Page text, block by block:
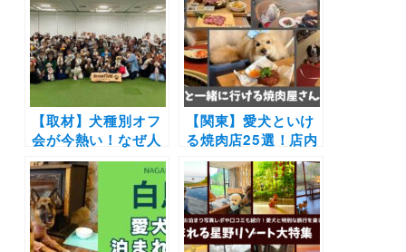
お蕎麦やピザを愛犬
と楽しもう♪
選！実際のおでかけ
レポ付き
【取材】犬種別オフ
会が今熱い！なぜ人
気？「第3回マルシ
ーズーの会 in 関
西」を取材しました
【関東】愛犬といけ
る焼肉店25選！店内
や個室OK＆ワンち
ゃん用メニューがあ
るお店もご紹介（実
際のおでかけレポー
ト付き）